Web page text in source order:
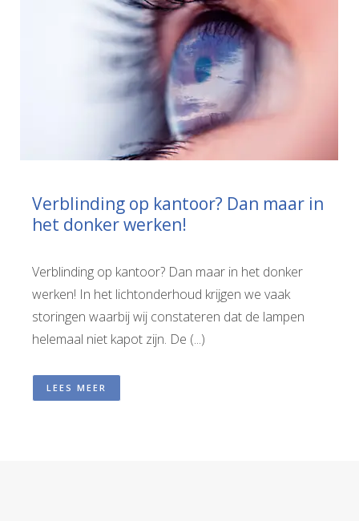
Verblinding op kantoor? Dan maar in
het donker werken!
Verblinding op kantoor? Dan maar in het donker
werken! In het lichtonderhoud krijgen we vaak
storingen waarbij wij constateren dat de lampen
helemaal niet kapot zijn. De (...)
LEES MEER